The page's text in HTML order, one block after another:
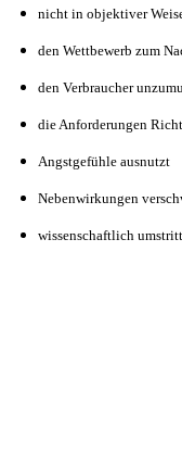
nicht in objektiver
den Wettbewerb zum
den Verbraucher
die Anforderungen
Angstgefühle ausnutzt
Nebenwirkungen
wissenschaftlich